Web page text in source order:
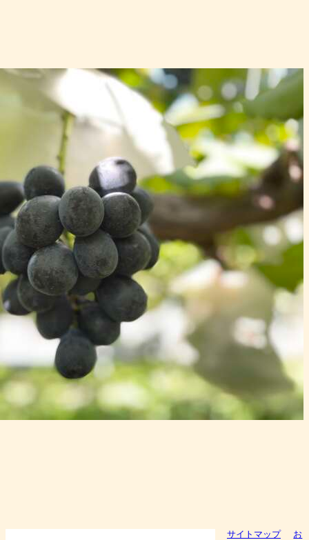
サイトマップ
お